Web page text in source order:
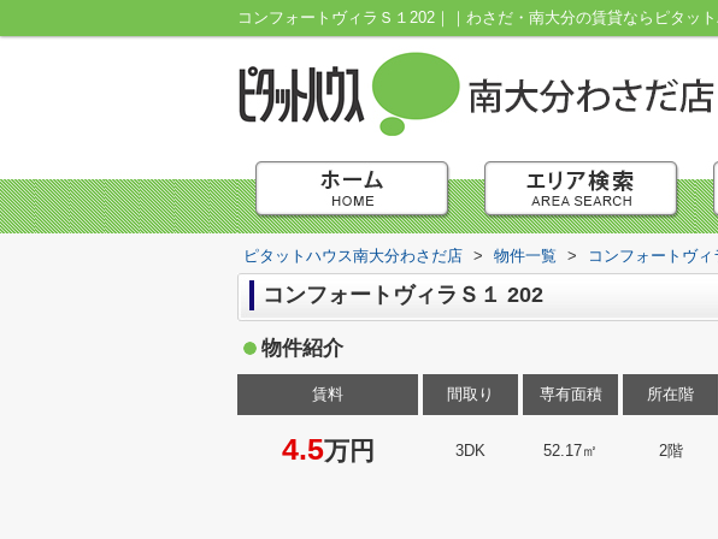
コンフォートヴィラＳ１202｜｜わさだ・南大分の賃貸ならピタッ
ピタットハウス南大分わさだ店 > 物件一覧 > コンフォートヴィ
コンフォートヴィラＳ１ 202
物件紹介
賃料
4.5万円
間取り
3DK
専有面積
52.17㎡
所在階
2階